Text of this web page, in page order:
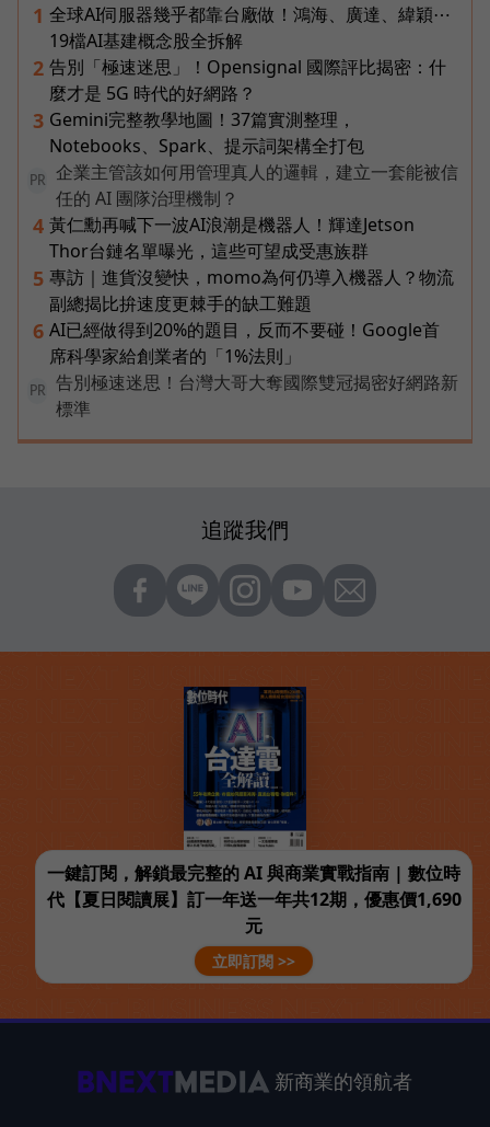
1 全球AI伺服器幾乎都靠台廠做！鴻海、廣達、緯穎⋯
19檔AI基建概念股全拆解
2 告別「極速迷思」！Opensignal 國際評比揭密：什
麼才是 5G 時代的好網路？
3 Gemini完整教學地圖！37篇實測整理，
Notebooks、Spark、提示詞架構全打包
PR
企業主管該如何用管理真人的邏輯，建立一套能被信
任的 AI 團隊治理機制？
4 黃仁勳再喊下一波AI浪潮是機器人！輝達Jetson
Thor台鏈名單曝光，這些可望成受惠族群
5 專訪｜進貨沒變快，momo為何仍導入機器人？物流
副總揭比拚速度更棘手的缺工難題
6 AI已經做得到20%的題目，反而不要碰！Google首
席科學家給創業者的「1%法則」
PR
告別極速迷思！台灣大哥大奪國際雙冠揭密好網路新
標準
追蹤我們
一鍵訂閱，解鎖最完整的 AI 與商業實戰指南 | 數位時
代【夏日閱讀展】訂一年送一年共12期，優惠價1,690
元
立即訂閱 >>
新商業的領航者